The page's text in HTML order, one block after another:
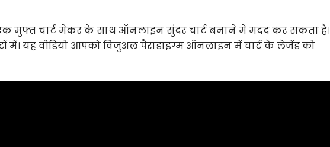
मुफ्त चार्ट मेकर के साथ ऑनलाइन सुंदर चार्ट बनाने में मदद कर सकता है।
में। यह वीडियो आपको विजुअल पैराडाइग्म ऑनलाइन में चार्ट के लेजेंड को